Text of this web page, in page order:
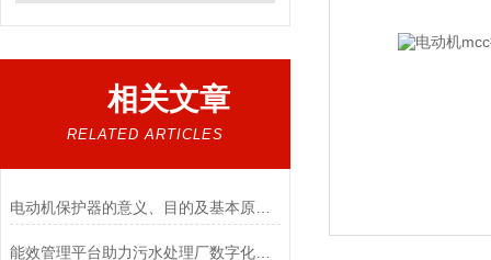
相关文章
RELATED ARTICLES
电动机保护器的意义、目的及基本原则主要体现在哪些方面？
能效管理平台助力污水处理厂数字化升级